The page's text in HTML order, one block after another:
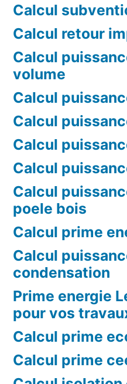
Calcul
Calcul retour
Calcul
volume
Calcul
Calcul
Calcul
Calcul
Calcul
poele bois
Calcul prime
Calcul
condensation
Prime energie
pour vos
Calcul prime
Calcul prime